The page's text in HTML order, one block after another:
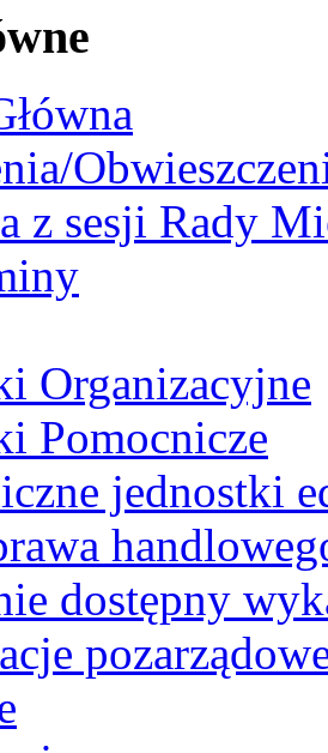
z sesji Rady
Organizacyjne
Pomocnicze
jednostki
dostępny